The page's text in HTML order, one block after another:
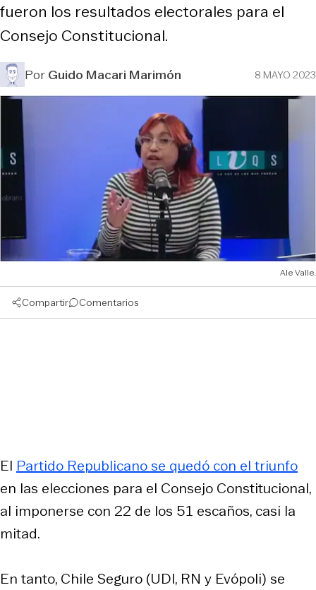
fueron los resultados electorales para el
Consejo Constitucional.
PorGuido Macari Marimón 8 MAYO 2023
Ale Valle.
Compartir Comentarios
El Partido Republicano se quedó con el triunfo
en las elecciones para el Consejo Constitucional,
al imponerse con 22 de los 51 escaños, casi la
mitad.
En tanto, Chile Seguro (UDI, RN y Evópoli) se